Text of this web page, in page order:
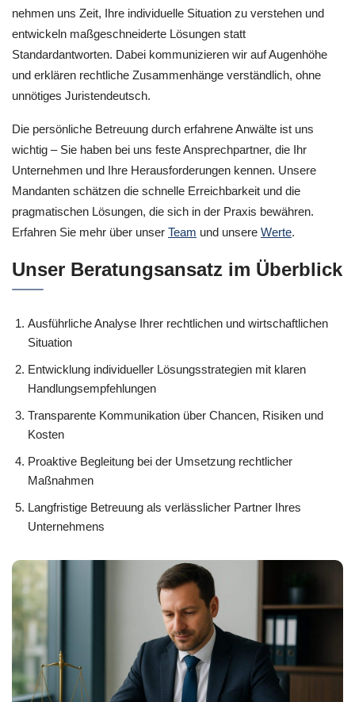
nehmen uns Zeit, Ihre individuelle Situation zu verstehen und
entwickeln maßgeschneiderte Lösungen statt
Standardantworten. Dabei kommunizieren wir auf Augenhöhe
und erklären rechtliche Zusammenhänge verständlich, ohne
unnötiges Juristendeutsch.
Die persönliche Betreuung durch erfahrene Anwälte ist uns
wichtig – Sie haben bei uns feste Ansprechpartner, die Ihr
Unternehmen und Ihre Herausforderungen kennen. Unsere
Mandanten schätzen die schnelle Erreichbarkeit und die
pragmatischen Lösungen, die sich in der Praxis bewähren.
Erfahren Sie mehr über unser Team und unsere Werte.
Unser Beratungsansatz im Überblick
Ausführliche Analyse Ihrer rechtlichen und wirtschaftlichen
Situation
Entwicklung individueller Lösungsstrategien mit klaren
Handlungsempfehlungen
Transparente Kommunikation über Chancen, Risiken und
Kosten
Proaktive Begleitung bei der Umsetzung rechtlicher
Maßnahmen
Langfristige Betreuung als verlässlicher Partner Ihres
Unternehmens